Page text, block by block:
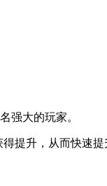
强大的玩家。
提升，从而快速提